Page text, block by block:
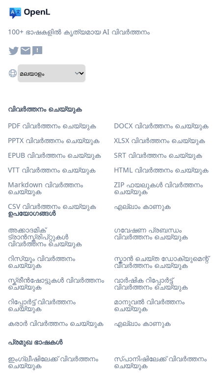
100+ ഭാഷകളിൽ കൃത്യമായ AI വിവർത്തനം
ഉപയോഗങ്ങൾ
അക്കാദമിക്
ട്രാൻസ്ക്രിപ്റ്റുകൾ
വിവർത്തനം ചെയ്യുക
ഗവേഷണ പ്രബന്ധം
വിവർത്തനം ചെയ്യുക
റിസ്യൂം വിവർത്തനം
ചെയ്യുക
സ്കാൻ ചെയ്ത ഡോക്യുമെന്റ്
വിവർത്തനം ചെയ്യുക
സ്ക്രീൻഷോട്ടുകൾ വിവർത്തനം
ചെയ്യുക
വാർഷിക റിപ്പോർട്ട്
വിവർത്തനം ചെയ്യുക
റിപ്പോർട്ട് വിവർത്തനം
ചെയ്യുക
മാനുവൽ വിവർത്തനം
ചെയ്യുക
കരാർ വിവർത്തനം ചെയ്യുക
എല്ലാം കാണുക
പ്രമുഖ ഭാഷകൾ
ഇംഗ്ലീഷിലേക്ക് വിവർത്തനം
ചെയ്യുക
സ്പാനിഷിലേക്ക് വിവർത്തനം
ചെയ്യുക
വിവർത്തനം ചെയ്യുക
PDF വിവർത്തനം ചെയ്യുക
DOCX വിവർത്തനം ചെയ്യുക
PPTX വിവർത്തനം ചെയ്യുക
XLSX വിവർത്തനം ചെയ്യുക
EPUB വിവർത്തനം ചെയ്യുക
SRT വിവർത്തനം ചെയ്യുക
VTT വിവർത്തനം ചെയ്യുക
HTML വിവർത്തനം ചെയ്യുക
Markdown വിവർത്തനം
ചെയ്യുക
ZIP ഫയലുകൾ വിവർത്തനം
ചെയ്യുക
CSV വിവർത്തനം ചെയ്യുക
എല്ലാം കാണുക